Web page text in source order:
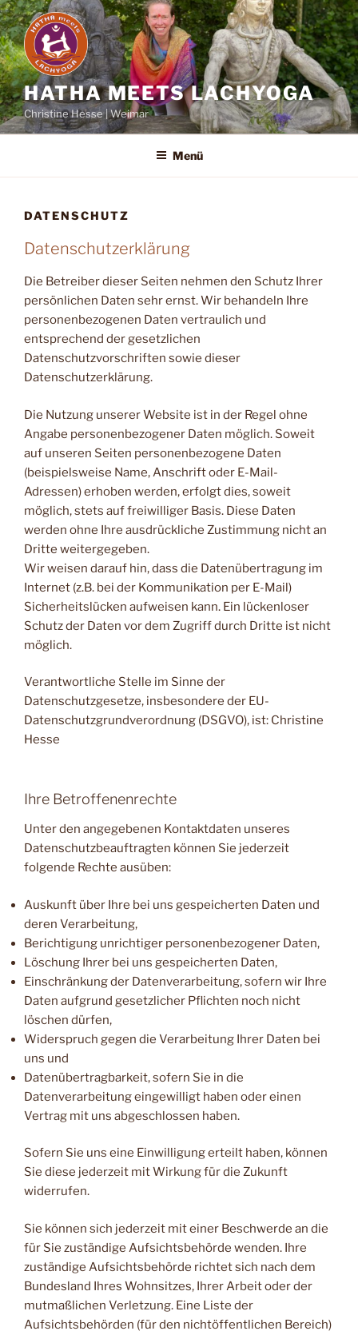
Zum
Inhalt
springen
HATHA MEETS LACHYOGA
Christine Hesse | Weimar
Menü
DATENSCHUTZ
Datenschutzerklärung
Die Betreiber dieser Seiten nehmen den Schutz Ihrer
persönlichen Daten sehr ernst. Wir behandeln Ihre
personenbezogenen Daten vertraulich und
entsprechend der gesetzlichen
Datenschutzvorschriften sowie dieser
Datenschutzerklärung.
Die Nutzung unserer Website ist in der Regel ohne
Angabe personenbezogener Daten möglich. Soweit
auf unseren Seiten personenbezogene Daten
(beispielsweise Name, Anschrift oder E-Mail-
Adressen) erhoben werden, erfolgt dies, soweit
möglich, stets auf freiwilliger Basis. Diese Daten
werden ohne Ihre ausdrückliche Zustimmung nicht an
Dritte weitergegeben.
Wir weisen darauf hin, dass die Datenübertragung im
Internet (z.B. bei der Kommunikation per E-Mail)
Sicherheitslücken aufweisen kann. Ein lückenloser
Schutz der Daten vor dem Zugriff durch Dritte ist nicht
möglich.
Verantwortliche Stelle im Sinne der
Datenschutzgesetze, insbesondere der EU-
Datenschutzgrundverordnung (DSGVO), ist: Christine
Hesse
Ihre Betroffenenrechte
Unter den angegebenen Kontaktdaten unseres
Datenschutzbeauftragten können Sie jederzeit
folgende Rechte ausüben:
Auskunft über Ihre bei uns gespeicherten Daten und
deren Verarbeitung,
Berichtigung unrichtiger personenbezogener Daten,
Löschung Ihrer bei uns gespeicherten Daten,
Einschränkung der Datenverarbeitung, sofern wir Ihre
Daten aufgrund gesetzlicher Pflichten noch nicht
löschen dürfen,
Widerspruch gegen die Verarbeitung Ihrer Daten bei
uns und
Datenübertragbarkeit, sofern Sie in die
Datenverarbeitung eingewilligt haben oder einen
Vertrag mit uns abgeschlossen haben.
Sofern Sie uns eine Einwilligung erteilt haben, können
Sie diese jederzeit mit Wirkung für die Zukunft
widerrufen.
Sie können sich jederzeit mit einer Beschwerde an die
für Sie zuständige Aufsichtsbehörde wenden. Ihre
zuständige Aufsichtsbehörde richtet sich nach dem
Bundesland Ihres Wohnsitzes, Ihrer Arbeit oder der
mutmaßlichen Verletzung. Eine Liste der
Aufsichtsbehörden (für den nichtöffentlichen Bereich)